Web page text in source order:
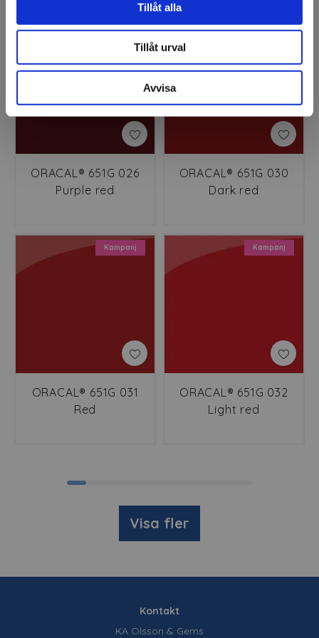
Tillåt alla
Tillåt urval
Avvisa
Kampanj
ORACAL® 651G 026
Purple red
Kampanj
ORACAL® 651G 030
Dark red
Kampanj
ORACAL® 651G 031
Red
Kampanj
ORACAL® 651G 032
Light red
Visa fler
Kontakt
KA Olsson & Gems